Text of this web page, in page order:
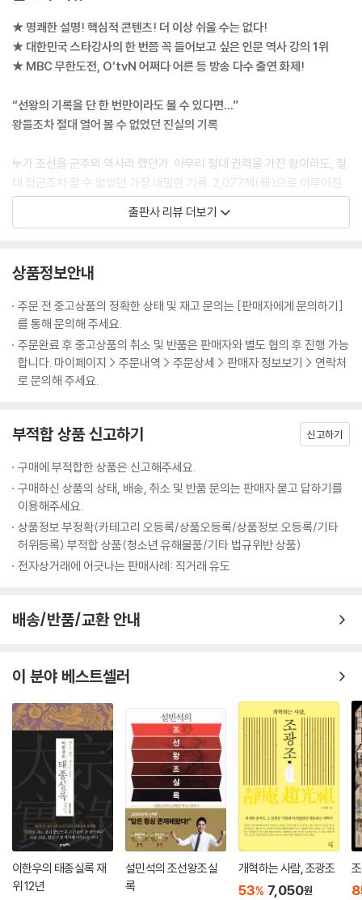
【 제16대 인조 】
무릎 꿇은 호랑이. 오랑캐에게 사죄한 임금·321
- 인조 맏아들 소현세자, 의문의 죽음 속 진실은?
와신상담 호랑이. 북벌로 아버지의 치욕을 씻으려 했던 임금·337
- 청룡언월도를 휘두르며 북벌을 꿈꾸다
- 제주도에 표류한 네덜란드인을 붙잡은 조선의 사정
- 의복을 둘러싼 정치적 갈등에 휘말린 현종
【 제19대 숙종 】
금수저 호랑이. 장자 프리미엄의 끝판왕·359
- 소년 군주 숙종, 정치 9단 송시열을 누르다
- 3차례의 환국으로 숙종이 얻은 왕권강화
병약한 호랑이. 장희빈의 아들로 태어난 비운의 임금·379
- 힘이 없는 임금의 험난한 왕위 지키기
- 동생 연잉군(영조)이 올린 게장과 감, 그리고 경종의 죽음
【 제21대 영조 】
최장수 호랑이. 조선 최초의 천민 출신 임금·389
- 아들 사도세자를 뒤주에 가두어 죽여 버린 비운의 부정(父情)
완벽한 호랑이. 백성들과 소통하기 위해 힘쓴 임금·417
- 역적의 아들, 애민군주가 되다
- 지덕체를 모두 갖춘 임금, 정조
- 아버지 사도세자를 그리며 수원 화성을 축성하다
【 제23대 순조 】
무능한 호랑이. 수렴청정에 휘둘린 허수아비 임금·445
- 순조의 증조할머니 정순왕후, 정치적 야욕을 드러내다
- 정약용이 18년 동안 귀양살이를 하게 된 까닭
- 세도정치의 시작은 정조 때문이었다?!
【 제24대 헌종 】
이라 하여 아침에 공부하였고, 점심시간에는 주강(晝講)을, 저녁시간엔
석강(夕講)을 했습니다. 이렇게 의무적으로 2시간씩 하루에 총 6시간을
신하들과 공부를 한 겁니다.
그리고 문안 인사 이후 개인 시간에도 일을 해야 합니다. 관리들의 이야기
를 들어야 하기 때문이죠. 아래로는 선비부터 위로는 재상까지 그들의 상
으로 배치합니다. 상소문에는 비판적인 내용이 있었기 때문에 상소문을 읽
는다는 것은 오늘날로 따지면 인터넷에 달린 악플(악성댓글)을 읽는 것과
비슷하다고 볼 수 있어요. 한번 생각해보세요, 자신이 쓴 글에 달린 악플을
줄줄이 읽으면 잠이 잘 올까요? 정말 죽을 맛이겠지요. 이처럼 조선시대 왕
들을 쥐 잡듯이 잡아서 성군으로 만들겠다는 게 바로 정도전의 전략이라고
---「제1대 태조」중에서
황희는 ‘노쇠하고 질병이 있다’는 이유로 끈질기게 사직을 요청합니다. 하
지만 세종 역시 줄기차게 이를 거절하지요. 결국 세종의 재임기간이 32년
인데, 황희는 그중 18년을 영의정으로 재직하며 울며 겨자 먹기로 일을 합
니다. 황희가 힘들어할 때마다 세종은 다음과 같이 말하며 그를 어르고 달
랩니다.
“경의 나이가 아직 극쇠에 미치지 않았고, 병 또한 깊은 데 이르지 않은즉,
기력이 오히려 강건하여 국정을 잡을 만하고, 만일 질병이 생겼다면 마땅
히 의약의 치료를 가해야 할 것이요, 설사 상투적인 허식(虛飾)은 아니라
할지라도, 어찌 상규(常規)에 구애로 직임을 사퇴하리오.”
『세종실록』 56권, 14년(1432) 4월 20일
몸이 여기저기 쑤시고 고장나서 은퇴하겠다는 68세의 노인에게 ‘아직 죽
을 만큼 쇠약하지 않고 병 또한 깊지 않으며 만일 큰 질병이 발견된다면 치
그중에 재주만 뛰어나면 ‘운평’이라 하였고, 재주뿐만 아니라 미모가 아름
다운 기생은 ‘흥청’이라 불렀어요. 이들은 연산군의 증조할아버지인 세조
가 세운 원각사(현 탑골공원)에 수용되지요. 연산군은 수많은 기생들에게
많은 상을 내리고 궁궐에서 함께 놀이를 즐깁니다. 이러한 놀이 때문에 국
고는 텅텅 비게 되고, 나라가 망할 지경까지 이르게 됩니다. 여기서 바로
‘흥청망청’이라는 말이 유래한 거지요.
---「제10대 연산군」중에서
왜군이 한양으로 쭉쭉 침입해오고 있는 가운데, 한양에서는 희대의 사건이
발생합니다. 임금이 궁궐을 버리고 도망을 간 거지요. 선조는 자신의 몸을
보전하기 위해 한양을 떠나 개성으로, 평양으로, 의주로 옮기며 점점 북쪽
으로 몸을 피신하였습니다. 물론 조선에서 왕의 신변은 중요했지만, 선조
★ 명쾌한 설명! 핵심적 콘텐츠! 더 이상 쉬울 수는 없다!
★ 대한민국 스타강사의 한 번쯤 꼭 들어보고 싶은 인문 역사 강의 1위
★ MBC 무한도전, O’tvN 어쩌다 어른 등 방송 다수 출연 화제!
“선왕의 기록을 단 한 번만이라도 볼 수 있다면…”
왕들조차 절대 열어 볼 수 없었던 진실의 기록
누가 조선을 군주의 역사라 했던가. 아무리 절대 권력을 가진 왕이라도, 절
대 접근조차 할 수 없었던 가장 내밀한 기록. 2,077책(冊)으로 이루어진
이 방대한 기록물은 세계적인 가치를 인정받아 현재 유네스코 세계기록유
의 정치, 경제, 문화 등 사회 전반에 관한 고민을 고스란히 담고 있기 때문
이다. 실제로 조선왕조실록에는 그 당시 왕과 신하들의 목소리가 그대로
인용된다. 사관의 날카로운 평가도 존재한다. 따라서 실록을 읽는다는 것
은 조선시대의 적나라한 민낯을 보는 것과 같다. 그리고 그 민낯은 오늘날
의 대한민국과 어쩐지 많이 닮아있다.
핵심적인 주요 사건들을 풀어쓴 책이다. 설민석 특유의 흡입력 있는 간결
함과 재치 있는 말투를 구어체 그대로 책에다 담았다. 중간에 갑자기 등장
하는 질의응답 구성은 마치 바로 앞에서 강연을 듣고 있다는 느낌을 들게
한다. 또한 실록에 등장하는 왕의 목소리를 현대어로 풀어써 당시의 정책
과 주요 사건들이 일어난 배경을 명확히 이해하는 데 도움이 된다.
박죽 엉망으로 기억되었던 얕은 국사 지식의 파편들이 차분히 정리된다.
지
· 왕좌를 둘러싼 치열했던 당파싸움의 비하인드 스토리
· 조선후기 외척 정치가 만연할 수밖에 없었던 까닭 등등
나아가, 이 책의 백미는 기존의 역사책이 가진 고리타분한 어려움을 과감
히 버린데 있다. 왕이기 이전에 아들로서, 남편으로서, 아버지로서의 인간
적인 삶이 낱낱이 드러난 모습들은 교과서에서는 결코 찾아볼 수 없는 남
다른 재미를 선사한다.
학생부터 성인까지 모두에게,
철저하게 기획된 대중 인문교양서
출판사 리뷰 더보기
상품정보안내
주문 전 중고상품의 정확한 상태 및 재고 문의는 [판매자에게 문의하기]
를 통해 문의해 주세요.
주문완료 후 중고상품의 취소 및 반품은 판매자와 별도 협의 후 진행 가능
합니다. 마이페이지 > 주문내역 > 주문상세 > 판매자 정보보기 > 연락처
로 문의해 주세요.
부적합 상품 신고하기 신고하기
구매에 부적합한 상품은 신고해주세요.
구매하신 상품의 상태, 배송, 취소 및 반품 문의는 판매자 묻고 답하기를
이용해주세요.
상품정보 부정확(카테고리 오등록/상품오등록/상품정보 오등록/기타
허위등록) 부적합 상품(청소년 유해물품/기타 법규위반 상품)
전자상거래에 어긋나는 판매사례: 직거래 유도
배송/반품/교환 안내
이 분야 베스트셀러
이한우의 태종실록 재
위 12년
설민석의 조선왕조실
록
개혁하는 사람, 조광조
53% 7,050원